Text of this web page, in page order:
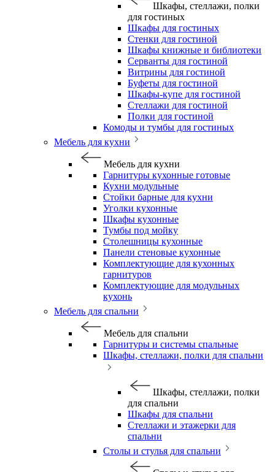
Шкафы, стеллажи, полки
для гостиных
Шкафы для гостиных
Стенки для гостиной
Шкафы книжные и библиотеки
Серванты для гостиной
Витрины для гостиной
Буфеты для гостиной
Шкафы-купе для гостиной
Стеллажи для гостиной
Полки для гостиной
Комоды и тумбы для гостиных
Мебель для кухни
Мебель для кухни
Гарнитуры кухонные готовые
Кухни модульные
Стойки барные для кухни
Уголки кухонные
Шкафы кухонные
Тумбы под мойку
Столешницы кухонные
Панели стеновые кухонные
Комплектующие для кухонных
гарнитуров
Комплектующие для модульных
кухонь
Мебель для спальни
Мебель для спальни
Гарнитуры и системы спальные
Шкафы, стеллажи, полки для спальни
Шкафы, стеллажи, полки
для спальни
Шкафы для спальни
Стеллажи и этажерки для
спальни
Столы и стулья для спальни